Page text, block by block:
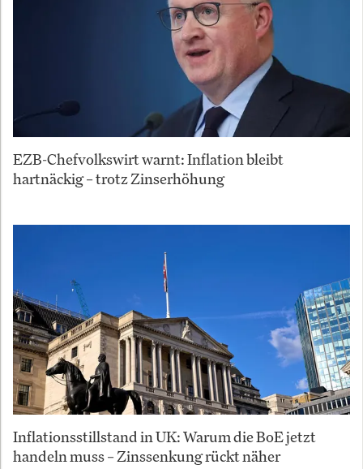
EZB-Chefvolkswirt warnt: Inflation bleibt
hartnäckig – trotz Zinserhöhung
Inflationsstillstand in UK: Warum die BoE jetzt
handeln muss – Zinssenkung rückt näher